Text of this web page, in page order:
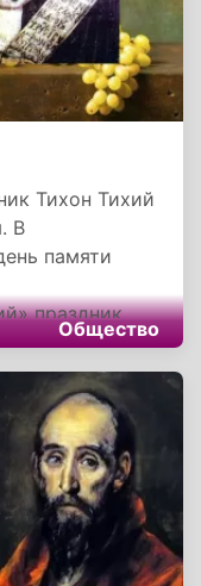
Тихон Тихий
В
памяти
праздник
день птицы
тише
те, кто
испуган,
зубной боли.
работы.
Общество